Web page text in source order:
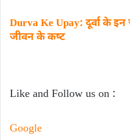
Durva Ke Upay: दूर्वा के
जीवन के कष्‍ट
Like and Follow us on :
Google